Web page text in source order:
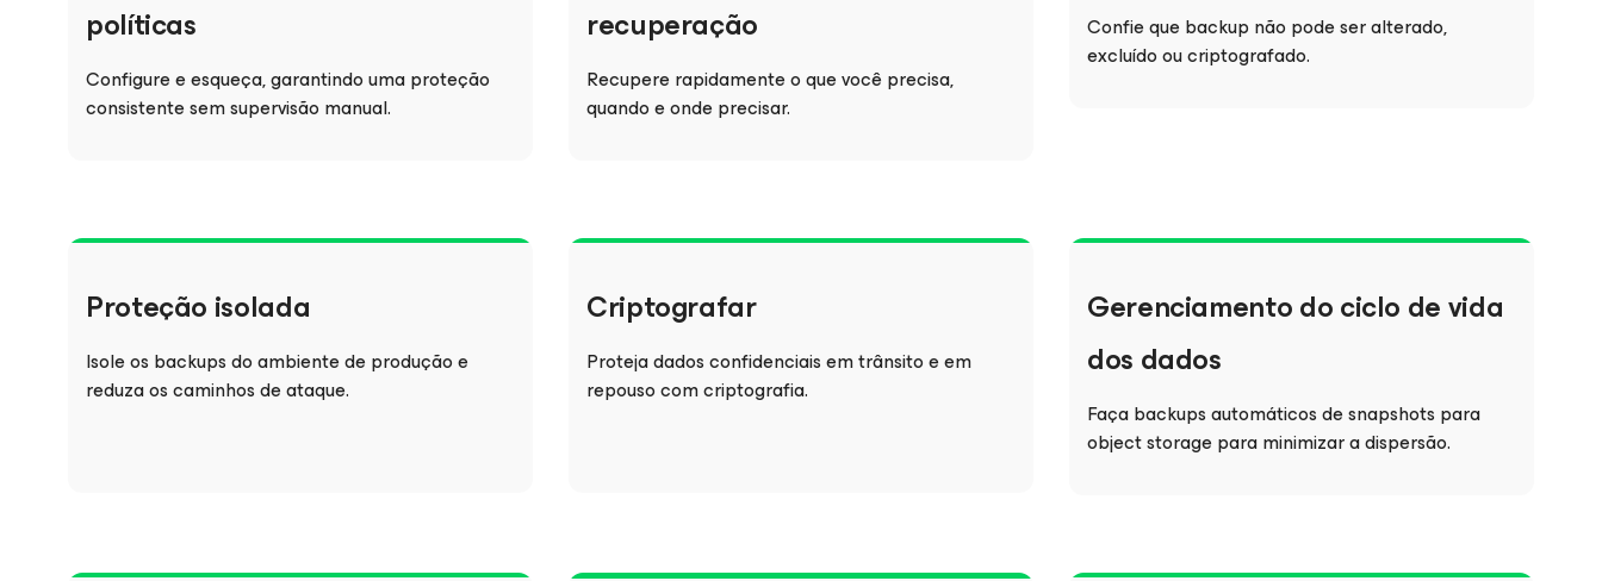
políticas
Configure e esqueça, garantindo uma proteção
consistente sem supervisão manual.
recuperação
Recupere rapidamente o que você precisa,
quando e onde precisar.
Confie que backup não pode ser alterado,
excluído ou criptografado.
Proteção isolada
Isole os backups do ambiente de produção e
reduza os caminhos de ataque.
Criptografar
Proteja dados confidenciais em trânsito e em
repouso com criptografia.
Gerenciamento do ciclo de vida
dos dados
Faça backups automáticos de snapshots para
object storage para minimizar a dispersão.